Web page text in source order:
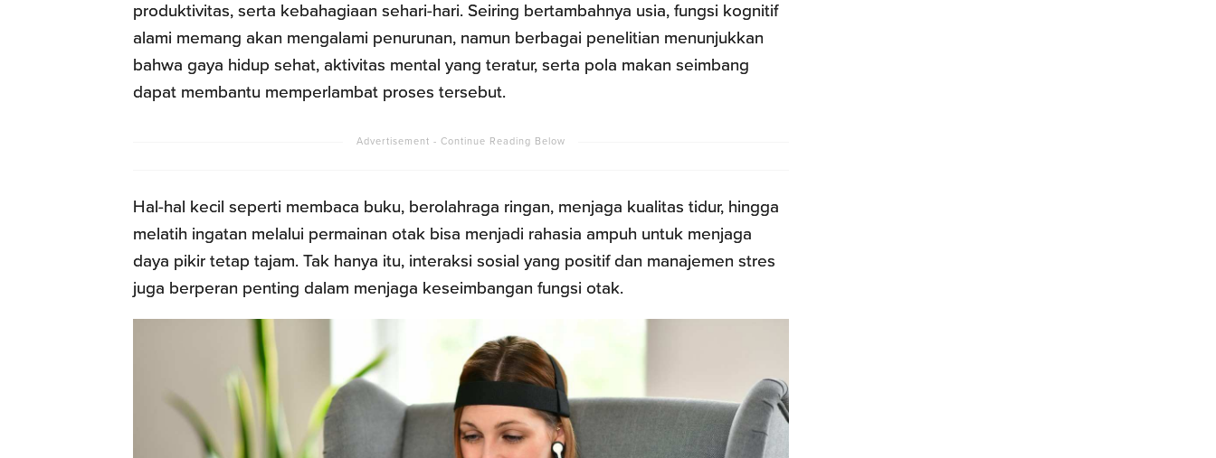
produktivitas, serta kebahagiaan sehari-hari. Seiring bertambahnya usia, fungsi kognitif
alami memang akan mengalami penurunan, namun berbagai penelitian menunjukkan
bahwa gaya hidup sehat, aktivitas mental yang teratur, serta pola makan seimbang
dapat membantu memperlambat proses tersebut.
Hal-hal kecil seperti membaca buku, berolahraga ringan, menjaga kualitas tidur, hingga
melatih ingatan melalui permainan otak bisa menjadi rahasia ampuh untuk menjaga
daya pikir tetap tajam. Tak hanya itu, interaksi sosial yang positif dan manajemen stres
juga berperan penting dalam menjaga keseimbangan fungsi otak.